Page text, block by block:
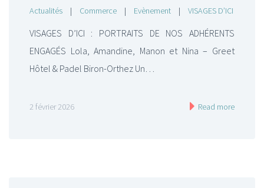
Actualités | Commerce | Evènement | VISAGES D’ICI
VISAGES D’ICI : PORTRAITS DE NOS ADHÉRENTS
ENGAGÉS Lola, Amandine, Manon et Nina – Greet
Hôtel & Padel Biron-Orthez Un…
2 février 2026 Read more